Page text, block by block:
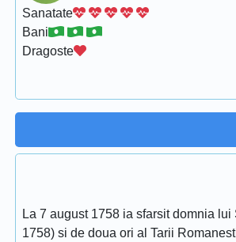
Sanatate
Bani
Dragoste
La 7 august 1758 ia sfarsit domnia
1758) si de doua ori al Tarii